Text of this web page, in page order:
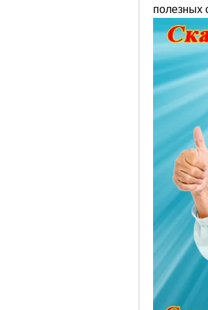
полезных